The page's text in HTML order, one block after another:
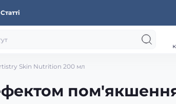
Статті
Skin Nutrition 200 мл